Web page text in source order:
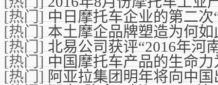
[热门]中日摩托车企业的第二
[热门]本土摩企品牌塑造为何
[热门]北易公司获评“2016年河
[热门]中国摩托车产品的生命
[热门]阿亚拉集团明年将向中